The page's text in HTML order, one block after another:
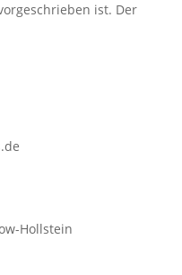
ist. Der
Hollstein